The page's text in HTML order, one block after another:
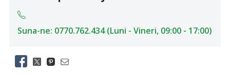
Suna-ne: 0770.762.434 (Luni - Vineri, 09:00 - 17:00)